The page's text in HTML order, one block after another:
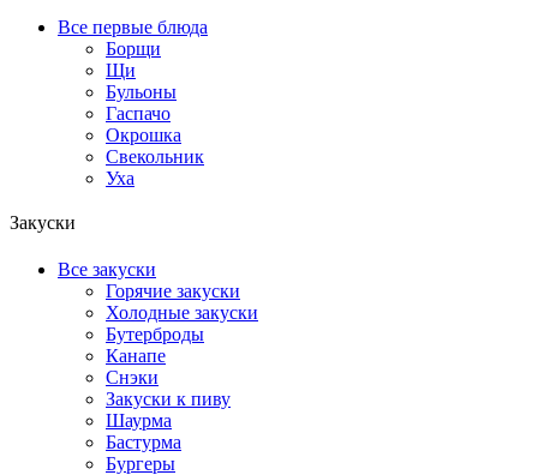
Все первые блюда
Борщи
Щи
Бульоны
Гаспачо
Окрошка
Свекольник
Уха
Закуски
Все закуски
Горячие закуски
Холодные закуски
Бутерброды
Канапе
Снэки
Закуски к пиву
Шаурма
Бастурма
Бургеры